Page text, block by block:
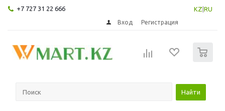
+7 727 31 22 666 KZ RU
Вход Регистрация
Найти